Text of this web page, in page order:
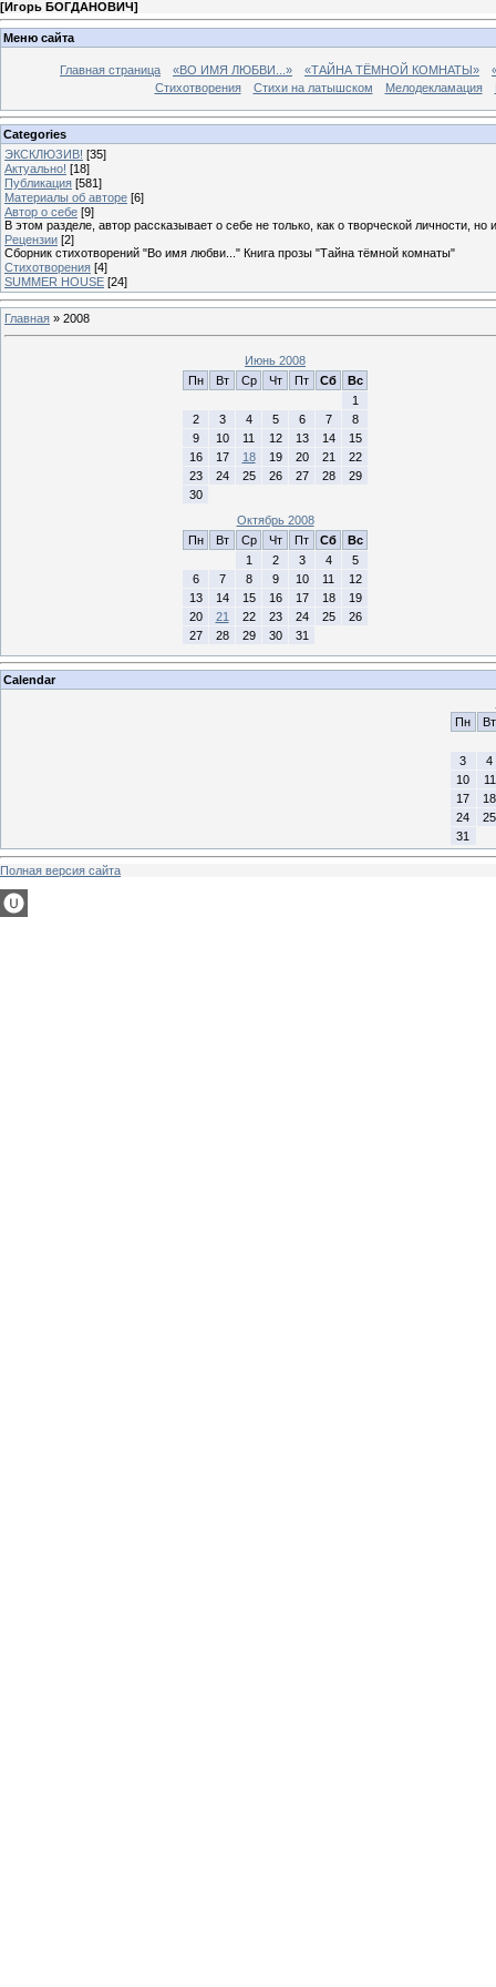
[Игорь БОГДАНОВИЧ]
Меню сайта
Главная страница «ВО ИМЯ ЛЮБВИ...» «ТАЙНА ТЁМНОЙ КОМНАТЫ»
Стихотворения
Стихи на латышском Мелодекламация
Categories
ЭКСКЛЮЗИВ! [35]
Актуально! [18]
Публикация [581]
Материалы об авторе [6]
Автор о себе [9]
В этом разделе, автор рассказывает о себе не только, как о творческой личности,
Рецензии [2]
Сборник стихотворений "Во имя любви..." Книга прозы "Тайна тёмной комнаты"
Стихотворения [4]
SUMMER HOUSE [24]
Главная » 2008
Июнь 2008
Пн
Вт Ср Чт Пт Сб
Вс
1
2
3 4 5 6 7
8
9
10 11 12 13 14
15
16
17 18 19 20 21
22
23
24 25 26 27 28
29
30
Октябрь 2008
Пн
Вт Ср Чт Пт Сб
Вс
1
2 3 4
5
6
7 8 9 10 11
12
13
14 15 16 17 18
19
20
21 22 23 24 25
26
27
28 29 30 31
Calendar
Пн
Вт
3
4
10
11
17
18
24
25
31
Полная версия сайта